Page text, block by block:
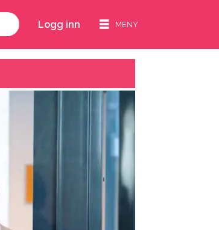
Logg inn